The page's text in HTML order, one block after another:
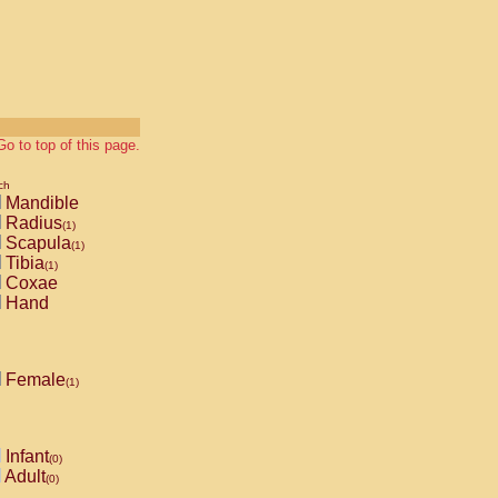
to top of this page.
Mandible
Radius(1)
Scapula(1)
Tibia(1)
Coxae
Hand
Female(1)
Infant(0)
Adult(0)